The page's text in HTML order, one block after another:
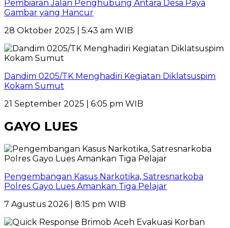
Pembiaran Jalan Penghubung Antara Desa Paya
Gambar yang Hancur
28 Oktober 2025 | 5:43 am WIB
Dandim 0205/TK Menghadiri Kegiatan Diklatsuspim
Kokam Sumut
21 September 2025 | 6:05 pm WIB
GAYO LUES
Pengembangan Kasus Narkotika, Satresnarkoba
Polres Gayo Lues Amankan Tiga Pelajar
7 Agustus 2026 | 8:15 pm WIB